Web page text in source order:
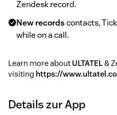
Zendesk record.
New recordscontacts,
while on a call.
Learn more about ULTATEL&
visiting https://
Details zur App